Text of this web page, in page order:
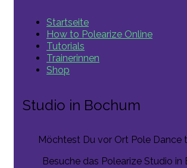
Startseite
How to Polearize Online
Tutorials
Trainerinnen
Shop
Studio in Bochum
Möchtest Du vor Ort Pole Dance
Besuche das Polearize Studio in